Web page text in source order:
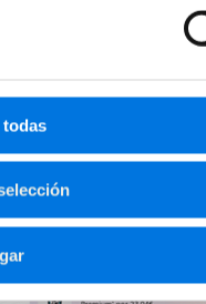
el formulario y conoce